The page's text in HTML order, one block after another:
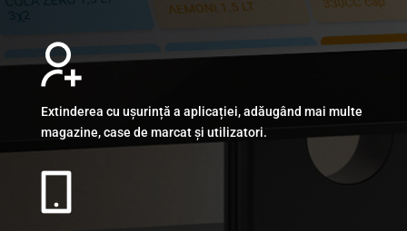
Extinderea cu ușurință a aplicației, adăugând mai multe
magazine, case de marcat și utilizatori.